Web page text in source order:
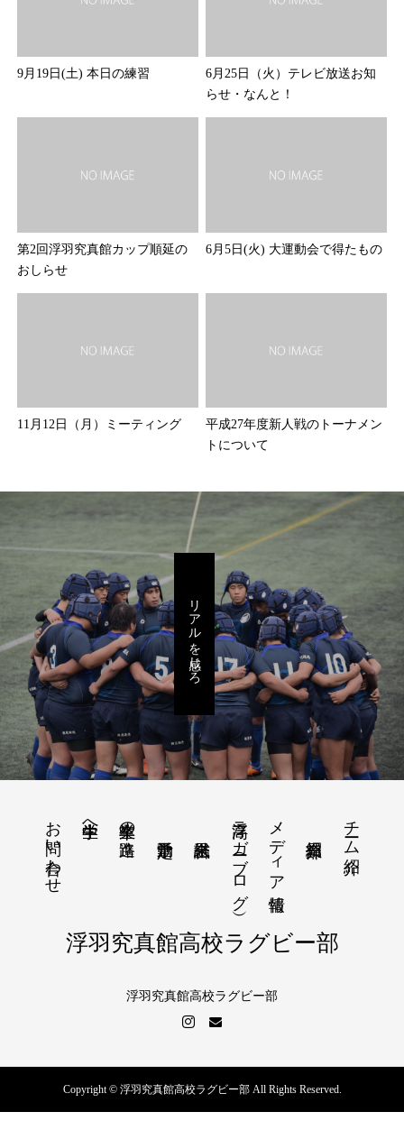
9月19日(土) 本日の練習
6月25日（火）テレビ放送お知
らせ・なんと！
第2回浮羽究真館カップ順延の
おしらせ
6月5日(火) 大運動会で得たもの
11月12日（月）ミーティング
平成27年度新人戦のトーナメン
トについて
リアルを感じろ
チーム紹介
メディア情報
浮高ラガー（ブログ）
卒業生の進路
中学生へ
お問い合わせ
浮羽究真館高校ラグビー部
浮羽究真館高校ラグビー部
Copyright © 浮羽究真館高校ラグビー部 All Rights Reserved.